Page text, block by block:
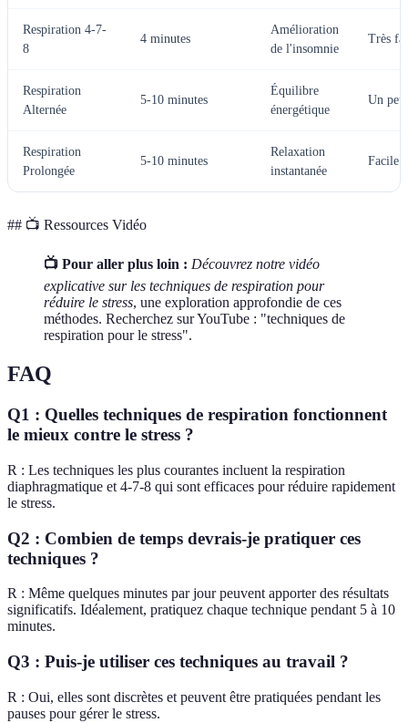
Respiration 4-7-
8
4 minutes
Amélioration
de l'insomnie
Très
Respiration
Alternée
5-10 minutes
Équilibre
énergétique
Un
Respiration
Prolongée
5-10 minutes
Relaxation
instantanée
Facile
## 📺 Ressources Vidéo
📺 Pour aller plus loin : Découvrez notre vidéo
explicative sur les techniques de respiration pour
réduire le stress, une exploration approfondie de ces
méthodes. Recherchez sur YouTube : "techniques de
respiration pour le stress".
FAQ
Q1 : Quelles techniques de respiration fonctionnent
le mieux contre le stress ?
R : Les techniques les plus courantes incluent la respiration
diaphragmatique et 4-7-8 qui sont efficaces pour réduire rapidement
le stress.
Q2 : Combien de temps devrais-je pratiquer ces
techniques ?
R : Même quelques minutes par jour peuvent apporter des résultats
significatifs. Idéalement, pratiquez chaque technique pendant 5 à 10
minutes.
Q3 : Puis-je utiliser ces techniques au travail ?
R : Oui, elles sont discrètes et peuvent être pratiquées pendant les
pauses pour gérer le stress.